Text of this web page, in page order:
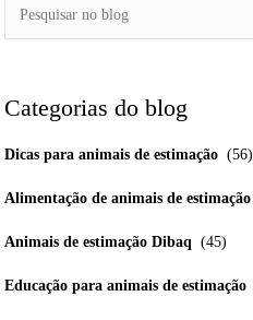
Categorias do blog
Dicas para animais de estimação (56)
Alimentação de animais de estimação
Animais de estimação Dibaq (45)
Educação para animais de estimação